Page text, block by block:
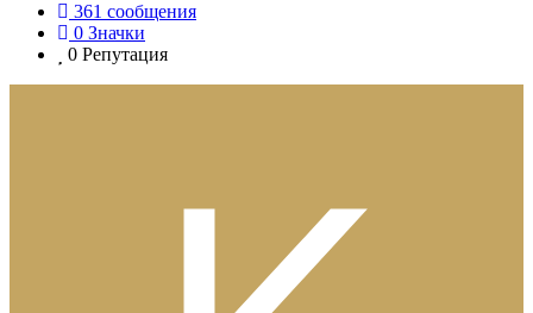
361 сообщения
0 Значки
0 Репутация